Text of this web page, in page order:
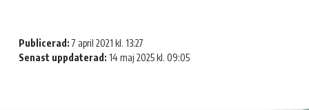
Publicerad: 7 april 2021 kl. 13:27
Senast uppdaterad: 14 maj 2025 kl. 09:05